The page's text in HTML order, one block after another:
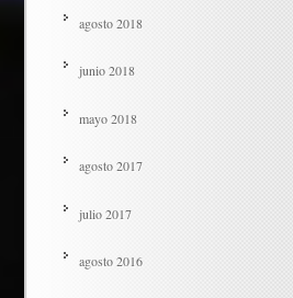
agosto 2018
junio 2018
mayo 2018
agosto 2017
julio 2017
agosto 2016